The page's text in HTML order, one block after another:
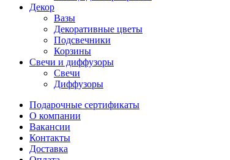
Декор
Вазы
Декоративные цветы
Подсвечники
Корзины
Свечи и диффузоры
Свечи
Диффузоры
Подарочные сертификаты
О компании
Вакансии
Контакты
Доставка